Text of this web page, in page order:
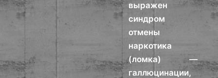
выражен
синдром
отмены
наркотика
(ломка) —
галлюцинации,